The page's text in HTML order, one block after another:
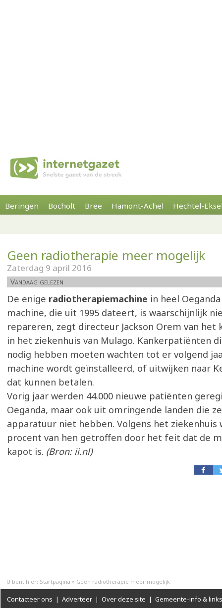
Beringen Bocholt Bree Hamont-Achel Hechtel-
Geen radiotherapie meer mogelijk
Zaterdag 9 april 2016
Vandaag gelezen
De enige radiotherapiemachine in heel
machine, die uit 1995 dateert, is waarschijnlijk
repareren, zegt directeur Jackson Orem van
in het ziekenhuis van Mulago. Kankerpatiënten
nodig hebben moeten wachten tot er volgend
machine wordt geïnstalleerd, of uitwijken naar
dat kunnen betalen.
Vorig jaar werden 44.000 nieuwe patiënten
Oeganda, maar ook uit omringende landen die
apparatuur niet hebben. Volgens het ziekenhuis
procent van hen getroffen door het feit dat de
kapot is. (Bron: ii.nl)
U bent hier: Startpagina » Geen radiotherapie meer mogelijk
Contacteer ons | Adverteer | Over deze site | Gemeente-info & links